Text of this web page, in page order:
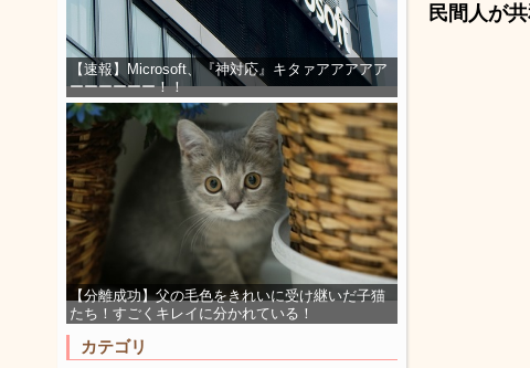
【速報】Microsoft、『神対応』キタァアアアアア
ーーーーーー！！
【分離成功】父の毛色をきれいに受け継いだ子猫
たち！すごくキレイに分かれている！
カテゴリ
民間人が